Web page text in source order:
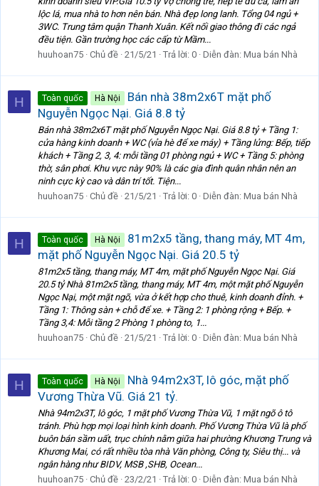
lộc lá, mua nhà to hơn nên bán. Nhà đẹp long lanh. Tổng 04 ngủ +
3WC. Trung tâm quận Thanh Xuân. Kết nối giao thông đi các ngả
đều tiện. Gần trường học các cấp từ Mầm...
huuhoan75 Chủ đề 21/5/21 Trả lời: 0 Diễn đàn: Mua bán Nhà
H Toàn quốc Hà Nội
Bán nhà 38m2x6T mặt phố
Nguyễn Ngọc Nại. Giá 8.8 tỷ
Bán nhà 38m2x6T mặt phố Nguyễn Ngọc Nại. Giá 8.8 tỷ + Tầng 1:
cửa hàng kinh doanh + WC (vỉa hè để xe máy) + Tầng lửng: Bếp, tiếp
khách + Tầng 2, 3, 4: mỗi tầng 01 phòng ngủ + WC + Tầng 5: phòng
thờ, sân phơi. Khu vực này 90% là các gia đình quân nhân nên an
ninh cực kỳ cao và dân trí tốt. Tiện...
huuhoan75 Chủ đề 21/5/21 Trả lời: 0 Diễn đàn: Mua bán Nhà
H Toàn quốc Hà Nội
81m2x5 tầng, thang máy, MT 4m,
mặt phố Nguyễn Ngọc Nại. Giá 20.5 tỷ
81m2x5 tầng, thang máy, MT 4m, mặt phố Nguyễn Ngọc Nại. Giá
20.5 tỷ Nhà 81m2x5 tầng, thang máy, MT 4m, một mặt phố Nguyễn
Ngọc Nại, một mặt ngõ, vừa ở kết hợp cho thuê, kinh doanh đỉnh. +
Tầng 1: Thông sàn + chỗ để xe. + Tầng 2: 1 phòng rộng + Bếp. +
Tầng 3,4: Mỗi tầng 2 Phòng 1 phòng to, 1...
huuhoan75 Chủ đề 21/5/21 Trả lời: 0 Diễn đàn: Mua bán Nhà
H Toàn quốc Hà Nội
Nhà 94m2x3T, lô góc, mặt phố
Vương Thừa Vũ. Giá 21 tỷ.
Nhà 94m2x3T, lô góc, 1 mặt phố Vương Thừa Vũ, 1 mặt ngõ ô tô
tránh. Phù hợp mọi loại hình kinh doanh. Phố Vương Thừa Vũ là phố
buôn bán sầm uất, trục chính nằm giữa hai phường Khương Trung và
Khương Mai, có rất nhiều tòa nhà Văn phòng, Công ty, Siêu thị... và
ngân hàng như BIDV, MSB ,SHB, Ocean...
huuhoan75 Chủ đề 23/2/21 Trả lời: 0 Diễn đàn: Mua bán Nhà